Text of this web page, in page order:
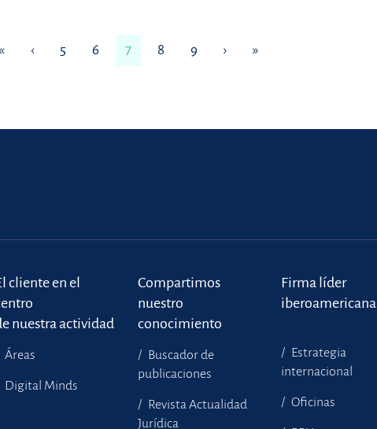
« ‹ 5 6 7 8 9 › »
cliente en el
nuestra actividad
Áreas
Digital Minds
Compartimos
nuestro
conocimiento
Buscador de
publicaciones
Revista Actualidad
Jurídica
Firma líder
iberoamericana
Estrategia
internacional
Oficinas